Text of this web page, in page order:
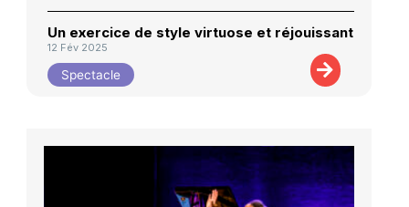
Un exercice de style virtuose et réjouissant
12 Fév 2025
Spectacle